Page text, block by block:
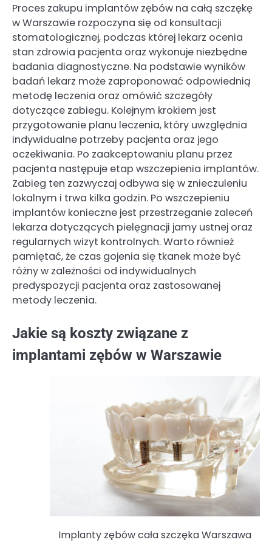
Proces zakupu implantów zębów na całą szczękę
w Warszawie rozpoczyna się od konsultacji
stomatologicznej, podczas której lekarz ocenia
stan zdrowia pacjenta oraz wykonuje niezbędne
badania diagnostyczne. Na podstawie wyników
badań lekarz może zaproponować odpowiednią
metodę leczenia oraz omówić szczegóły
dotyczące zabiegu. Kolejnym krokiem jest
przygotowanie planu leczenia, który uwzględnia
indywidualne potrzeby pacjenta oraz jego
oczekiwania. Po zaakceptowaniu planu przez
pacjenta następuje etap wszczepienia implantów.
Zabieg ten zazwyczaj odbywa się w znieczuleniu
lokalnym i trwa kilka godzin. Po wszczepieniu
implantów konieczne jest przestrzeganie zaleceń
lekarza dotyczących pielęgnacji jamy ustnej oraz
regularnych wizyt kontrolnych. Warto również
pamiętać, że czas gojenia się tkanek może być
różny w zależności od indywidualnych
predyspozycji pacjenta oraz zastosowanej
metody leczenia.
Jakie są koszty związane z
implantami zębów w Warszawie
Implanty zębów cała szczęka Warszawa